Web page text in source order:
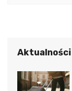
Aktualności